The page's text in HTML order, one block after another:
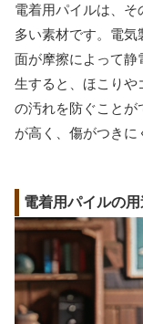
電着用パイルは、
多い素材です。電
面が摩擦によって静
生すると、ほこりや
の汚れを防ぐことが
が高く、傷がつきに
電着用パイルの用